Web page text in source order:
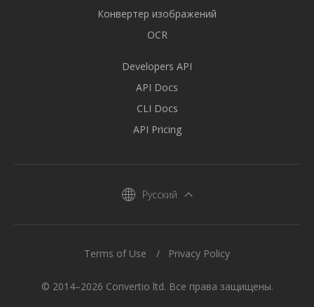
Конвертер изображений
OCR
Developers API
API Docs
CLI Docs
API Pricing
Русский
© 2014–2026 Convertio ltd. Все права защищены.
Terms of Use Privacy Policy